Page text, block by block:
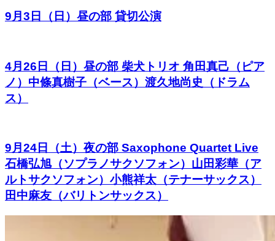
9月3日（日）昼の部 貸切公演
4月26日（日）昼の部 柴犬トリオ 角田真己（ピア
ノ）中條真樹子（ベース）渡久地尚史（ドラム
ス）
9月24日（土）夜の部 Saxophone Quartet Live
石橋弘旭（ソプラノサクソフォン）山田彩華（ア
ルトサクソフォン）小熊祥太（テナーサックス）
田中麻友（バリトンサックス）